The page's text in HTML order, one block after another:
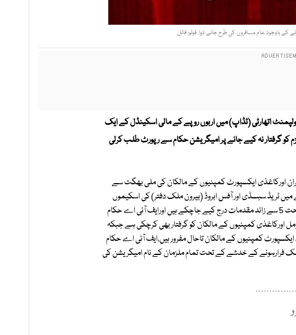
باوجود عام مسافروں کی طرح جانے دیا. فوٹو: فائل
اتھارٹی (ٹڈاپ) میں اربوں روپے کے مالی اسکینڈل کے ایک
کو گرفتار نہ کیے جانے پر امیگریشن حکام سے رپورٹ طلب کرلی
اورکاغذی ایکسپورٹ کمپنیوں کے مالکان کی ملی بھگت سے
ٹریڈ سبسڈی اور آفس ابروڈ (بیرون ملک دفتر) کی اسکیموں
کے تحت کاغذی ایکسپورٹ کمپنیوں کوکئی ارب روپے دیے جانے کے الزامات کے تحت 5 سے زائد مقدمات درج کیے جاچکے ہیں اورایف آئی اے حکام
اورکاغذی کمپنیوں کے مالکان کو گرفتار بھی کرچکی ہے جبکہ
کمپنیوں کے مالکان تاحال مفرور ہیں،ایف آئی اے حکام
فرارہونے کے خدشے کے تحت تمام ملزمان کے نام امیگریشن کی